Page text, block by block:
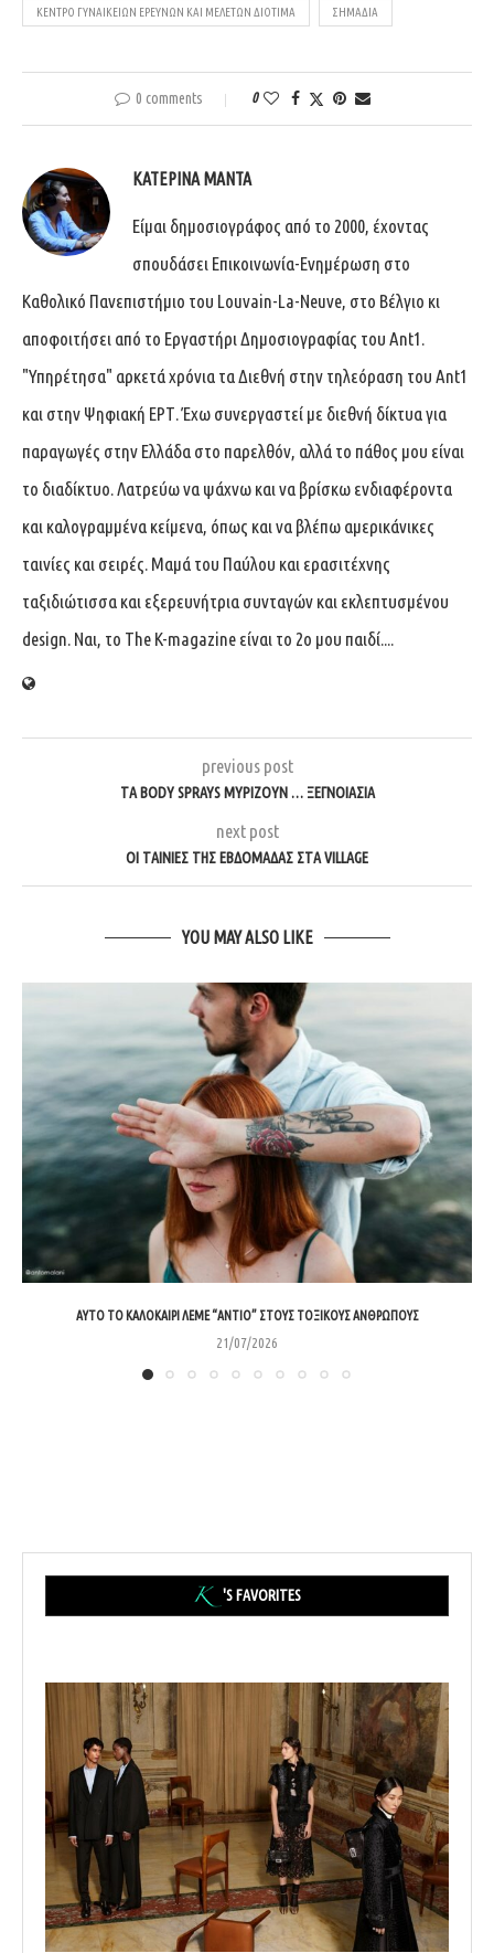
ΚΈΝΤΡΟ ΓΥΝΑΙΚΕΊΩΝ ΕΡΕΥΝΏΝ ΚΑΙ ΜΕΛΕΤΏΝ ΔΙΟΤΊΜΑ ΣΗΜΆΔΙΑ
0 comments 0
ΚΑΤΕΡΊΝΑ ΜΑΝΤΆ
Είμαι δημοσιογράφος από το 2000, έχοντας
σπουδάσει Επικοινωνία-Ενημέρωση στο
Καθολικό Πανεπιστήμιο του Louvain-La-Neuve, στο Βέλγιο κι
αποφοιτήσει από το Εργαστήρι Δημοσιογραφίας του Ant1.
"Υπηρέτησα" αρκετά χρόνια τα Διεθνή στην τηλεόραση του Ant1
και στην Ψηφιακή ΕΡΤ. Έχω συνεργαστεί με διεθνή δίκτυα για
παραγωγές στην Ελλάδα στο παρελθόν, αλλά το πάθος μου είναι
το διαδίκτυο. Λατρεύω να ψάχνω και να βρίσκω ενδιαφέροντα
και καλογραμμένα κείμενα, όπως και να βλέπω αμερικάνικες
ταινίες και σειρές. Μαμά του Παύλου και ερασιτέχνης
ταξιδιώτισσα και εξερευνήτρια συνταγών και εκλεπτυσμένου
design. Ναι, το The K-magazine είναι το 2ο μου παιδί....
previous post
ΤΑ BODY SPRAYS ΜΥΡΊΖΟΥΝ … ΞΕΓΝΟΙΑΣΙΆ
next post
ΟΙ ΤΑΙΝΊΕΣ ΤΗΣ ΕΒΔΟΜΆΔΑΣ ΣΤΑ VILLAGE
YOU MAY ALSO LIKE
ΑΥΤΌ ΤΟ ΚΑΛΟΚΑΊΡΙ ΛΈΜΕ “ΑΝΤΙΟ” ΣΤΟΥΣ ΤΟΞΙΚΟΎΣ ΑΝΘΡΏΠΟΥΣ
21/07/2026
'S FAVORITES